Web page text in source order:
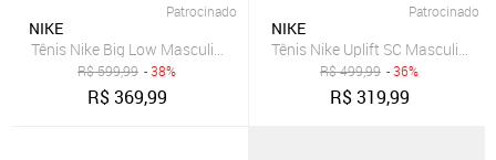
Patrocinado
NIKE
Tênis Nike Big Low Masculino
R$599,99 - 38%
R$369,99
Patrocinado
NIKE
Tênis Nike Uplift SC Masculino
R$499,99 - 36%
R$319,99